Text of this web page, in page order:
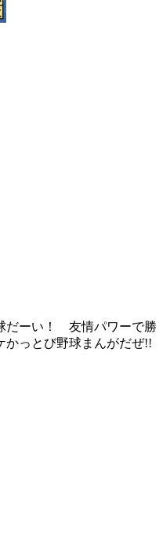
だーい！ 友情パワーで勝
っとび野球まんがだぜ!!